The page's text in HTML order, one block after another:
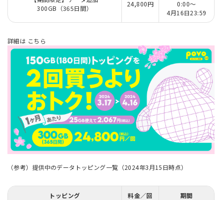
300GB（365日間）
24,800円
0:00～
4月16日23:59
詳細は こちら
（参考）提供中のデータトッピング一覧（2024年3月15日時点）
トッピング 料金／回 期間